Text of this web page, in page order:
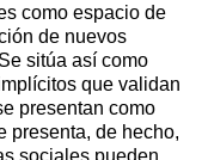
como espacio de
de nuevos
sitúa así como
que validan
presentan como
presenta, de hecho,
sociales pueden